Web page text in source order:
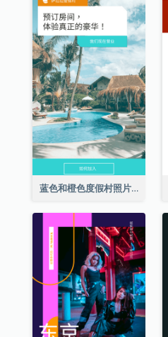
蓝色和橙色度假村照片酒店Instagram限时动态